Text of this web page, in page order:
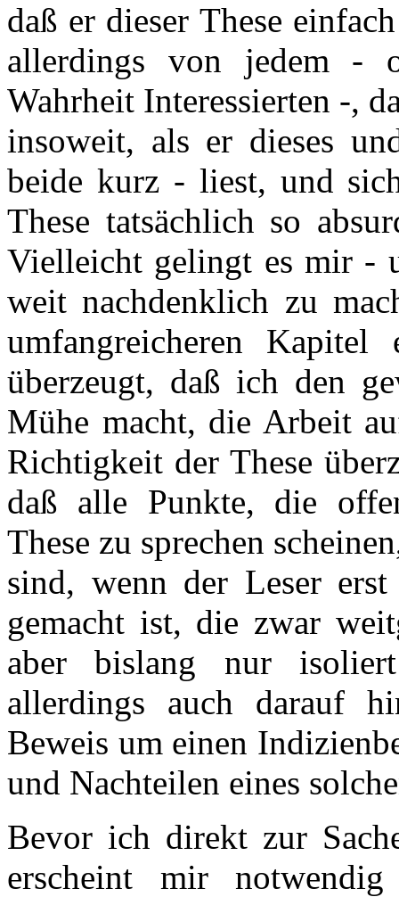
daß er dieser These
allerdings von jedem -
Wahrheit Interessierten -,
insoweit, als er dieses
beide kurz - liest, und
These tatsächlich so
Vielleicht gelingt es mir -
weit nachdenklich zu
umfangreicheren
überzeugt, daß ich den
Mühe macht, die Arbeit
Richtigkeit der These
daß alle Punkte, die
These zu sprechen
sind, wenn der Leser
gemacht ist, die zwar
aber bislang nur
allerdings auch darauf
Beweis um einen
und Nachteilen eines
Bevor ich direkt zur
erscheint mir